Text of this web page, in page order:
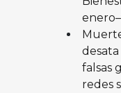
falsas
redes